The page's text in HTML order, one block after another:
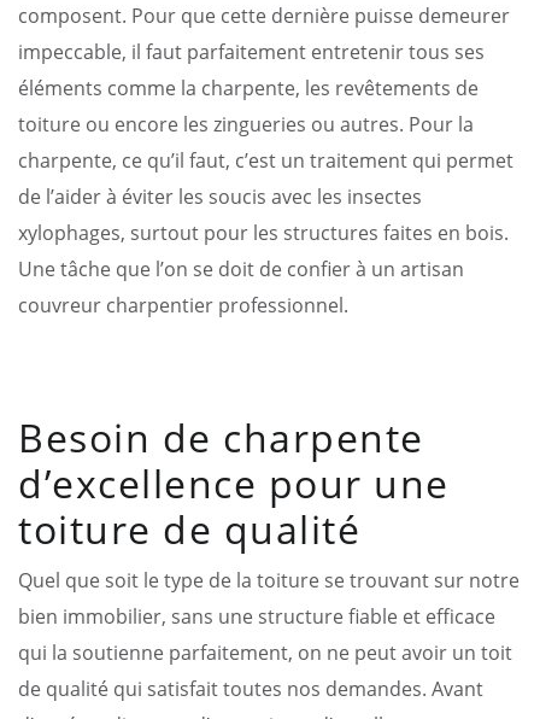
composent. Pour que cette dernière puisse demeurer
impeccable, il faut parfaitement entretenir tous ses
éléments comme la charpente, les revêtements de
toiture ou encore les zingueries ou autres. Pour la
charpente, ce qu’il faut, c’est un traitement qui permet
de l’aider à éviter les soucis avec les insectes
xylophages, surtout pour les structures faites en bois.
Une tâche que l’on se doit de confier à un artisan
couvreur charpentier professionnel.
Besoin de charpente
d’excellence pour une
toiture de qualité
Quel que soit le type de la toiture se trouvant sur notre
bien immobilier, sans une structure fiable et efficace
qui la soutienne parfaitement, on ne peut avoir un toit
de qualité qui satisfait toutes nos demandes. Avant